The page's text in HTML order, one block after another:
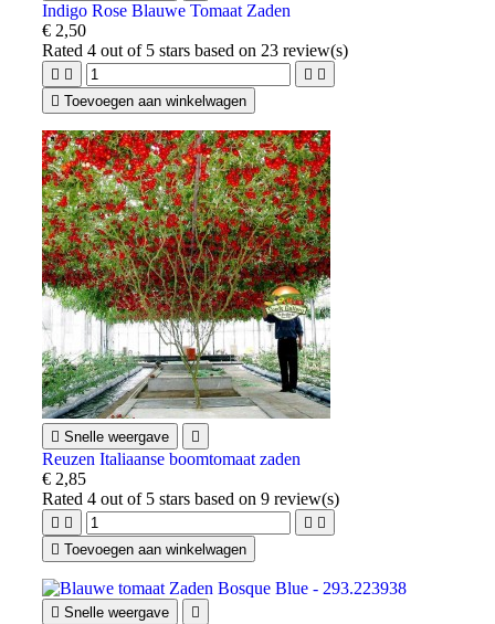
Indigo Rose Blauwe Tomaat Zaden
€ 2,50
Rated4 out of 5 stars based on 23 review(s)
   
 Toevoegen aan winkelwagen
 Snelle weergave 
Reuzen Italiaanse boomtomaat zaden
€ 2,85
Rated4 out of 5 stars based on9 review(s)
   
 Toevoegen aan winkelwagen
 Snelle weergave 